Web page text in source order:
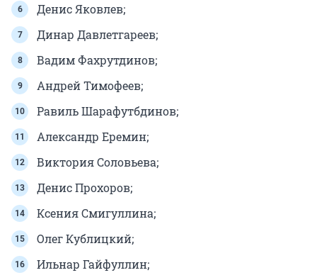
Денис Яковлев;
Динар Давлетгареев;
Вадим Фахрутдинов;
Андрей Тимофеев;
Равиль Шарафутбдинов;
Александр Еремин;
Виктория Соловьева;
Денис Прохоров;
Ксения Смигуллина;
Олег Кублицкий;
Ильнар Гайфуллин;